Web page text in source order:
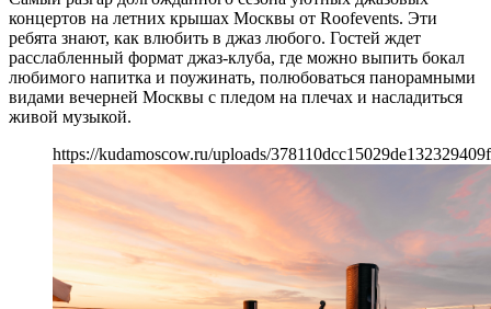
концертов на летних крышах Москвы от Roofevents. Эти
ребята знают, как влюбить в джаз любого. Гостей ждет
расслабленный формат джаз-клуба, где можно выпить бокал
любимого напитка и поужинать, полюбоваться панорамными
видами вечерней Москвы с пледом на плечах и насладиться
живой музыкой.
https://kudamoscow.ru/uploads/